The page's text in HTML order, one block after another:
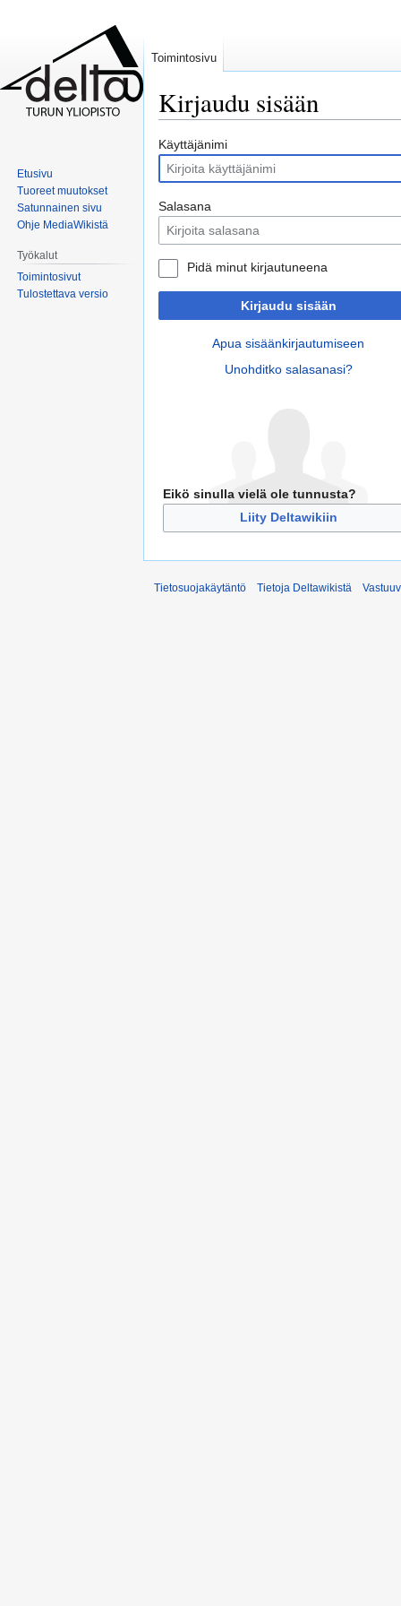
Kirjaudu sisään
Siirry
navigaatioon
Siirry
hakuun
Käyttäjänimi
Salasana
Pidä minut kirjautuneena
Kirjaudu sisään
Apua sisäänkirjautumiseen
Unohditko salasanasi?
Eikö sinulla vielä ole tunnusta?
Liity Deltawikiin
Toimintosivu
Etusivu
Tuoreet muutokset
Satunnainen sivu
Ohje MediaWikistä
Työkalut
Toimintosivut
Tulostettava versio
Tietosuojakäytäntö Tietoja Deltawikistä